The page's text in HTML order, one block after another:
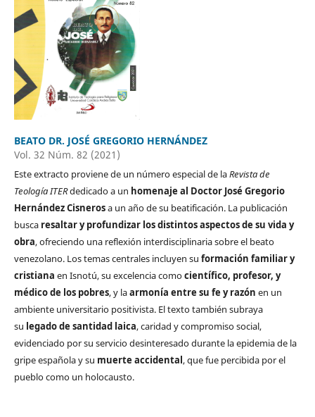
BEATO DR. JOSÉ GREGORIO HERNÁNDEZ
Vol. 32 Núm. 82 (2021)
Este extracto proviene de un número especial de laRevista de
Teología ITERdedicado a un homenaje al Doctor José Gregorio
Hernández Cisnerosa un año de su beatificación. La publicación
busca resaltar y profundizar los distintos aspectos de su vida y
obra, ofreciendo una reflexión interdisciplinaria sobre el beato
venezolano. Los temas centrales incluyen su formación familiar y
cristiana en Isnotú, su excelencia comocientífico, profesor, y
médico de los pobres, y laarmonía entre su fe y razón en un
ambiente universitario positivista. El texto también subraya
su legado de santidad laica, caridad y compromiso social,
evidenciado por su servicio desinteresado durante la epidemia de la
gripe española y su muerte accidental, que fue percibida por el
pueblo como un holocausto.